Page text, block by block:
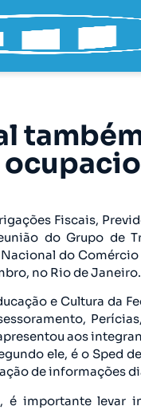
Fiscais,
do Grupo de
do Comércio
no Rio de Janeiro.
e Cultura da
aos
ele, é o Sped
de informações
é importante levar